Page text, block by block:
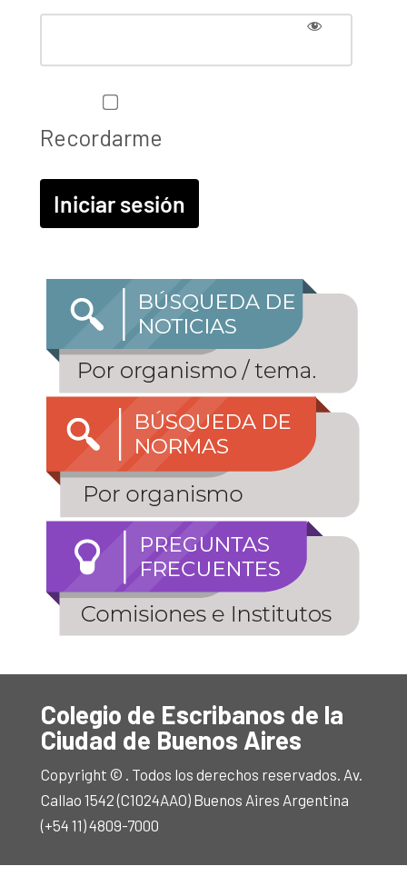
Recordarme
Colegio de Escribanos de la
Ciudad de Buenos Aires
Copyright © . Todos los derechos reservados. Av.
Callao 1542 (C1024AAO) Buenos Aires Argentina
(+54 11) 4809-7000